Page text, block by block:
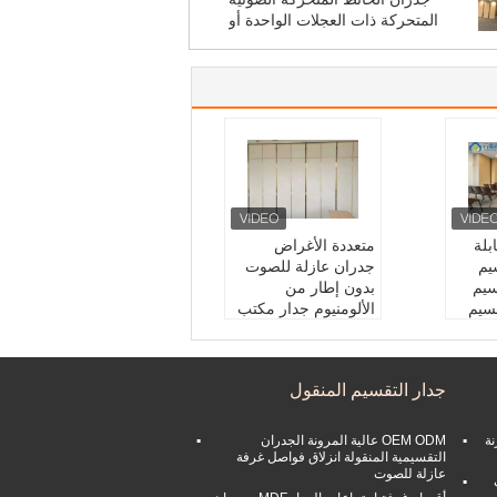
المتحركة ذات العجلات الواحدة أو
متعددة الأغراض
جدران عازلة للصوت
بدون إطار من
الألومنيوم جدار مكتب
سمك:
التطبيق:مؤتمر
جدار التقسيم المنقول
OEM ODM عالية المرونة الجدران
التقسيمية المنقولة انزلاق فواصل غرفة
عازلة للصوت